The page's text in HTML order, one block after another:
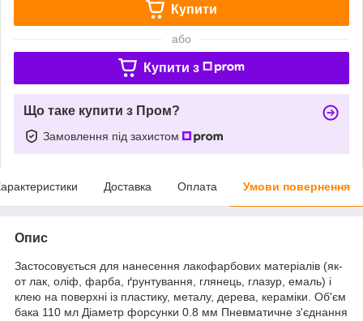
Купити
або
Купити з
Що таке купити з Пром?
Замовлення під захистом
Доставка Оплата Умови повернення
Опис
Застосовується для нанесення лакофарбових матеріалів (як-
от лак, оліф, фарба, ґрунтування, глянець, глазур, емаль) і
клею на поверхні із пластику, металу, дерева, кераміки. Об'єм
бака 110 мл Діаметр форсунки 0.8 мм Пневматичне з'єднання